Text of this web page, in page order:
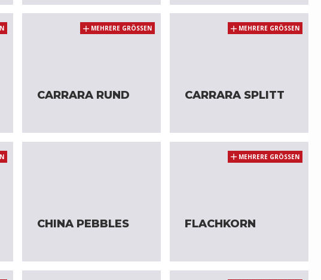
CARRARA RUND
MEHRERE GRÖSSEN
CARRARA SPLITT
MEHRERE GRÖSSEN
CHINA PEBBLES FLACHKORN
MEHRERE GRÖSSEN